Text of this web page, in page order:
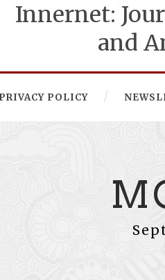
Innernet:
and
PRIVACY POLICY